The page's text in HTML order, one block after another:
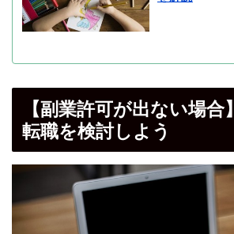
【副業許可が出ない場
転職を検討しよう